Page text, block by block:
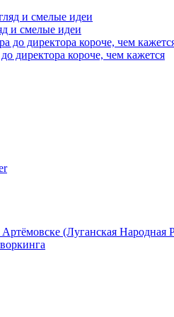
и смелые идеи
директора короче, чем кажется
(Луганская Народная